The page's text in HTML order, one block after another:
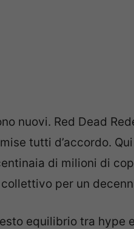
nuovi. Red Dead
tutti d’accordo.
di milioni di
per un
equilibrio tra hype